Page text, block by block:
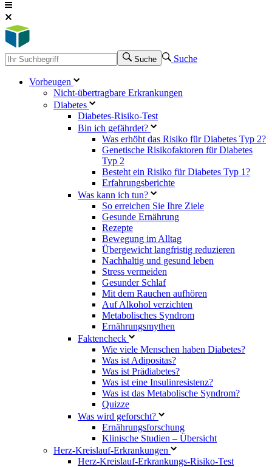
Suche Suche
Vorbeugen
Nicht-übertragbare Erkrankungen
Diabetes
Diabetes-Risiko-Test
Bin ich gefährdet?
Was erhöht das Risiko für Diabetes Typ 2?
Genetische Risikofaktoren für Diabetes
Typ 2
Besteht ein Risiko für Diabetes Typ 1?
Erfahrungsberichte
Was kann ich tun?
So erreichen Sie Ihre Ziele
Gesunde Ernährung
Rezepte
Bewegung im Alltag
Übergewicht langfristig reduzieren
Nachhaltig und gesund leben
Stress vermeiden
Gesunder Schlaf
Mit dem Rauchen aufhören
Auf Alkohol verzichten
Metabolisches Syndrom
Ernährungsmythen
Faktencheck
Wie viele Menschen haben Diabetes?
Was ist Adipositas?
Was ist Prädiabetes?
Was ist eine Insulinresistenz?
Was ist das Metabolische Syndrom?
Quizze
Was wird geforscht?
Ernährungsforschung
Klinische Studien – Übersicht
Herz-Kreislauf-Erkrankungen
Herz-Kreislauf-Erkrankungs-Risiko-Test